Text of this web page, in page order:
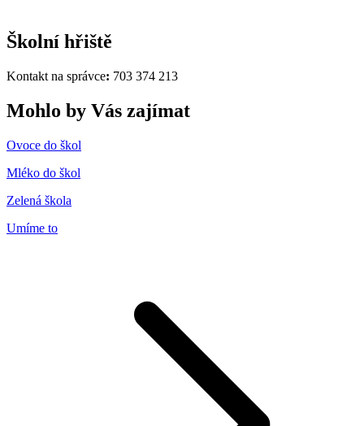
Školní hřiště
Kontakt na správce: 703 374 213
Mohlo by Vás zajímat
Ovoce do škol
Mléko do škol
Zelená škola
Umíme to